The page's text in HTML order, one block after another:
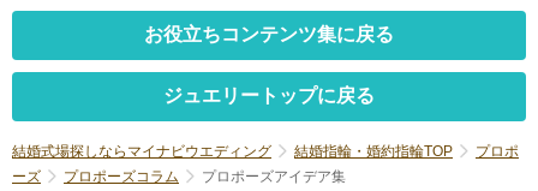
お役立ちコンテンツ集に戻る
ジュエリートップに戻る
結婚式場探しならマイナビウエディング 結婚指輪・婚約指輪TOP
プロポ
ーズ
プロポーズコラム プロポーズアイデア集